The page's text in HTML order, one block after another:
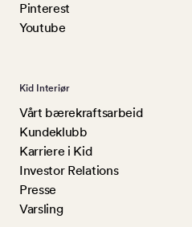
Pinterest
Youtube
Kid Interiør
Vårt bærekraftsarbeid
Kundeklubb
Karriere i Kid
Investor Relations
Presse
Varsling